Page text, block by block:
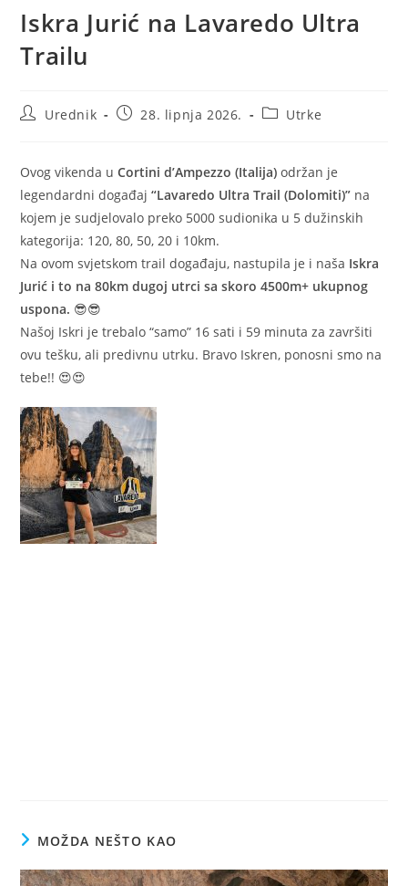
Iskra Jurić na Lavaredo Ultra
Trailu
Urednik 28. lipnja 2026. Utrke
Ovog vikenda u Cortini d’Ampezzo (Italija) održan je
legendardni događaj “Lavaredo Ultra Trail (Dolomiti)” na
kojem je sudjelovalo preko 5000 sudionika u 5 dužinskih
kategorija: 120, 80, 50, 20 i 10km.
Na ovom svjetskom trail događaju, nastupila je i naša Iskra
Jurić i to na 80km dugoj utrci sa skoro 4500m+ ukupnog
uspona. 😎😎
Našoj Iskri je trebalo “samo” 16 sati i 59 minuta za završiti
ovu tešku, ali predivnu utrku. Bravo Iskren, ponosni smo na
tebe!! 😍😍
MOŽDA NEŠTO KAO